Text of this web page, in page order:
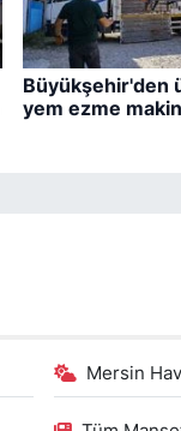
Büyükşehir'den
yem ezme
Mersin